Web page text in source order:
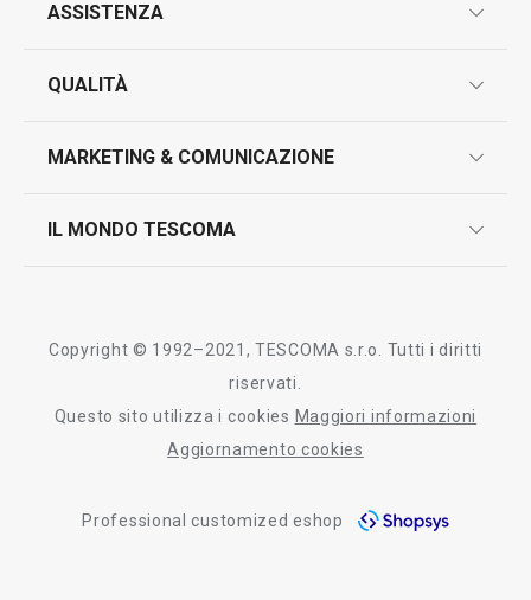
ASSISTENZA
contatti
QUALITÀ
test sui prodotti
MARKETING & COMUNICAZIONE
IL MONDO TESCOMA
Tescoma nel mondo
informativa whistleblowing
Copyright © 1992–2021, TESCOMA s.r.o. Tutti i diritti
riservati.
Questo sito utilizza i cookies Maggiori informazioni
Aggiornamento cookies
Professional customized eshop